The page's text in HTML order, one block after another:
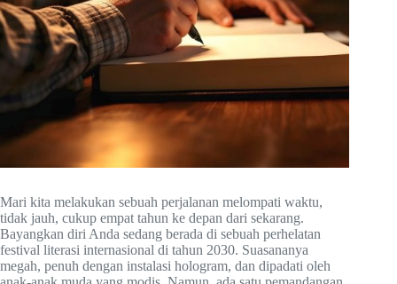
Mari kita melakukan sebuah perjalanan melompati waktu,
tidak jauh, cukup empat tahun ke depan dari sekarang.
Bayangkan diri Anda sedang berada di sebuah perhelatan
festival literasi internasional di tahun 2030. Suasananya
megah, penuh dengan instalasi hologram, dan dipadati oleh